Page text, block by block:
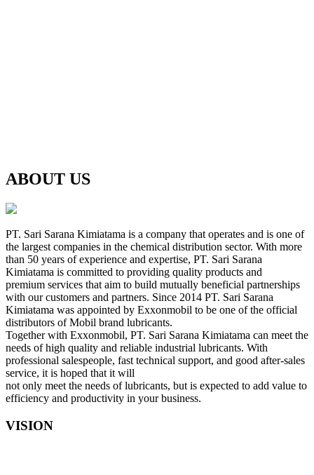
ABOUT US
PT. Sari Sarana Kimiatama is a company that operates and is one of
the largest companies in the chemical distribution sector. With more
than 50 years of experience and expertise, PT. Sari Sarana
Kimiatama is committed to providing quality products and
premium services that aim to build mutually beneficial partnerships
with our customers and partners. Since 2014 PT. Sari Sarana
Kimiatama was appointed by Exxonmobil to be one of the official
distributors of Mobil brand lubricants.
Together with Exxonmobil, PT. Sari Sarana Kimiatama can meet the
needs of high quality and reliable industrial lubricants. With
professional salespeople, fast technical support, and good after-sales
service, it is hoped that it will
not only meet the needs of lubricants, but is expected to add value to
efficiency and productivity in your business.
VISION